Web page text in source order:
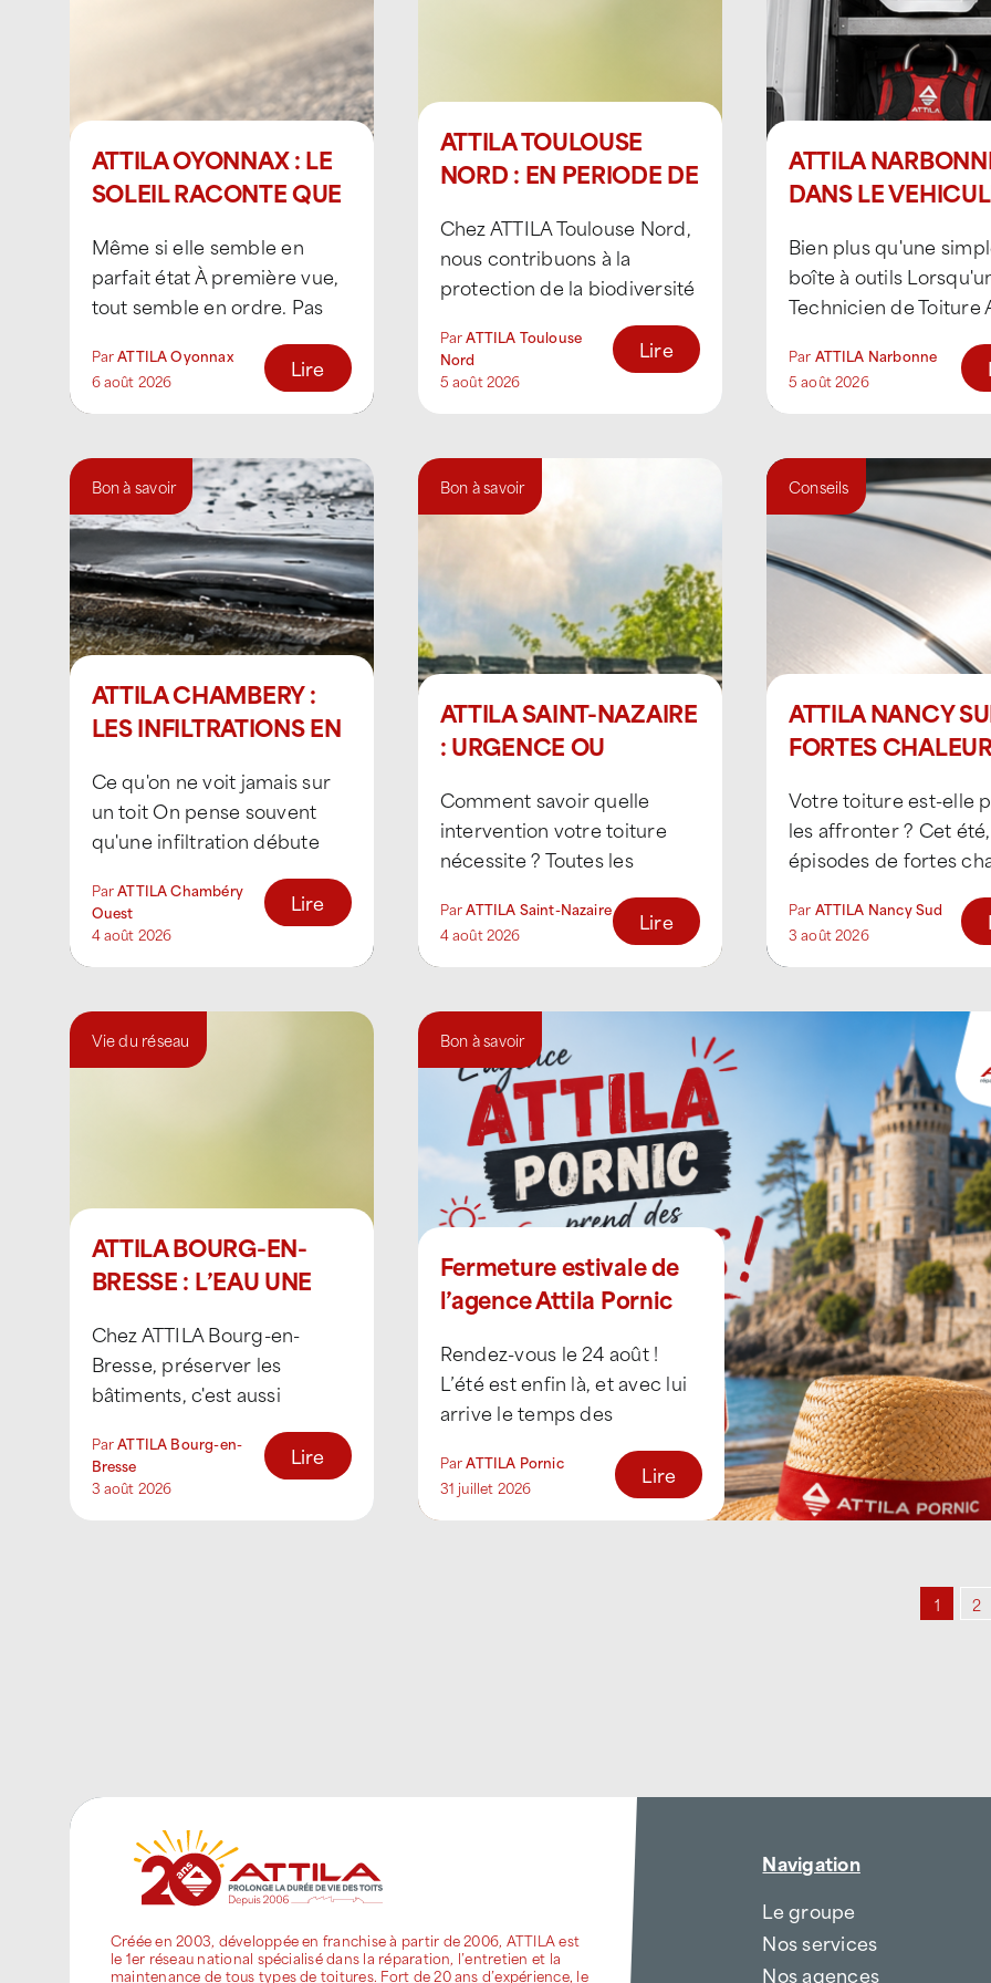
ATTILA OYONNAX : LE
SOLEIL RACONTE QUE
VIEILLIT
Même si elle semble en
parfait état À première vue,
tout semble en ordre. Pas
déplacée, pas [...]
ParATTILA Oyonnax
6 août 2026
Lire
ATTILA TOULOUSE
NORD : EN PERIODE DE
ABEILLES MONTRENT
L’EXEMPLE
Chez ATTILA Toulouse Nord,
nous contribuons à la
protection de la biodiversité
ruche avec IZIgreen. En été,
lorsque [...]
ParATTILA Toulouse
Nord
5 août 2026
Lire
ATTILA
DANS LE
TOITURE ATTILA
Bien plus qu'une
boîte à outils
Technicien de Toiture
véhicule transporte
plus que [...]
Par ATTILA Narbonne
5 août 2026
Bon à savoir
ATTILA CHAMBERY :
LES INFILTRATIONS EN
Ce qu'on ne voit jamais sur
un toit On pense souvent
qu'une infiltration débute
apparaît au plafond. En
réalité, [...]
ParATTILA Chambéry
Ouest
4 août 2026
Lire
Bon à savoir
ATTILA SAINT-NAZAIRE
: URGENCE OU
TOITURE
Comment savoir quelle
intervention votre toiture
nécessite ? Toutes les
urgences. Après un orage, la
découverte d'une [...]
ParATTILA Saint-Nazaire
4 août 2026
Lire
Conseils
ATTILA NANCY
FORTES
TOITURE
Votre toiture est-elle
les affronter ? Cet
épisodes de fortes
mettent les bâtiments
rude [...]
Par ATTILA Nancy Sud
3 août 2026
Vie du réseau
ATTILA BOURG-EN-
BRESSE : L’EAU UNE
POUR LES ABEILLES
Chez ATTILA Bourg-en-
Bresse, préserver les
bâtiments, c'est aussi
environnement. C'est
pourquoi nous sommes
ParATTILA Bourg-en-
Bresse
3 août 2026
Lire
Bon à savoir
Fermeture estivale de
l’agence Attila Pornic
Rendez-vous le 24 août !
L’été est enfin là, et avec lui
arrive le temps des
l’équipe Attila [...]
ParATTILA Pornic
31 juillet 2026
Lire
1 2
Créée en 2003, développée en franchise à partir de 2006, ATTILA est
le 1er réseau national spécialisé dans la réparation, l’entretien et la
maintenance de tous types de toitures. Fort de 20 ans d’expérience, le
Navigation
Le groupe
Nos services
Nos agences